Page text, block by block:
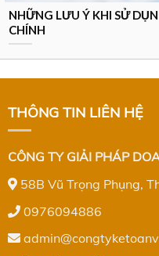
NHỮNG LƯU Ý KHI SỬ
CHÍNH
THÔNG TIN LIÊN HỆ
CÔNG TY GIẢI PHÁP
58B Vũ Trọng Phụng,
0976094886